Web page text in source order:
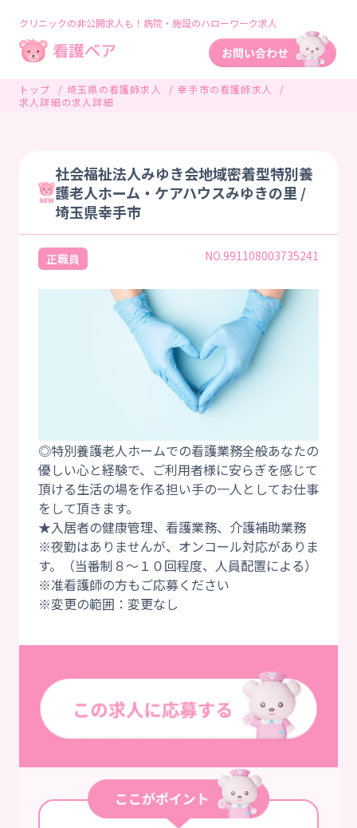
クリニックの非公開求人も！病院・施設のハローワーク求人
トップ 埼玉県の看護師求人
幸手市の看護師求人
求人詳細の求人詳細
社会福祉法人みゆき会地域密着型特別養
護老人ホーム・ケアハウスみゆきの里 /
埼玉県幸手市
正職員 NO.991108003735241
◎特別養護老人ホームでの看護業務全般あなたの
優しい心と経験で、ご利用者様に安らぎを感じて
頂ける生活の場を作る担い手の一人としてお仕事
をして頂きます。
★入居者の健康管理、看護業務、介護補助業務
※夜勤はありませんが、オンコール対応がありま
す。（当番制８～１０回程度、人員配置による）
※准看護師の方もご応募ください